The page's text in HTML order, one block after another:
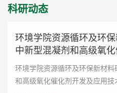
科研动态
环境学院资源循环及环
中新型混凝剂和高级氧
环境学院资源循环及环保新材
和高级氧化催化剂开发及应用